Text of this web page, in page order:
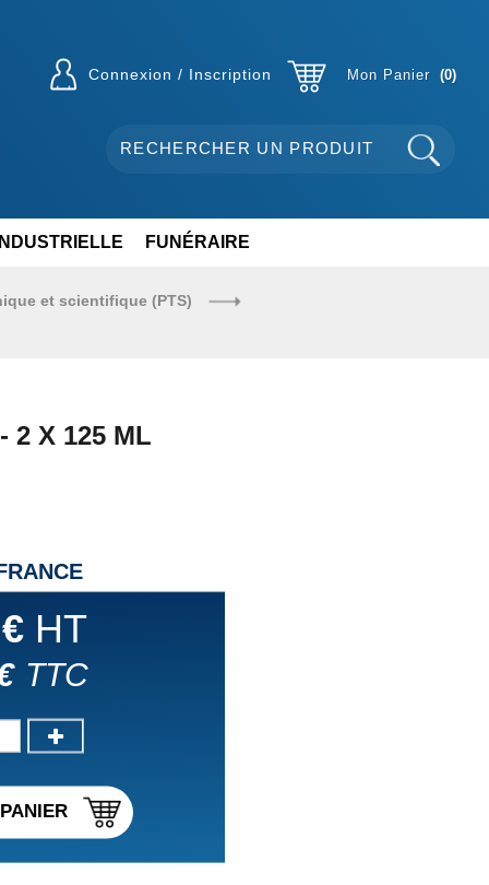
Connexion / Inscription Mon Panier 0
FUNÉRAIRE
et scientifique (PTS)
2 X 125 ML
HT
TTC